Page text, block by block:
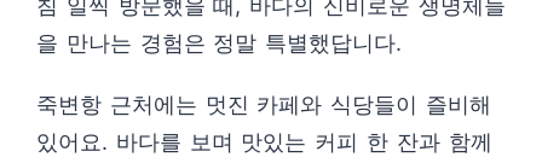
침 일찍 방문했을 때, 바다의 신비로운 생명체들
을 만나는 경험은 정말 특별했답니다.
죽변항 근처에는 멋진 카페와 식당들이 즐비해
있어요. 바다를 보며 맛있는 커피 한 잔과 함께